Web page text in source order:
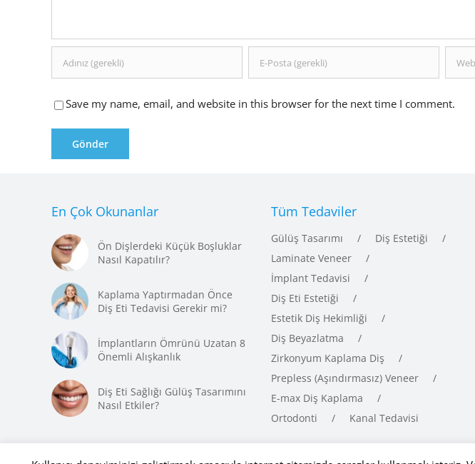
Save my name, email, and website in this browser for the next time I comment.
En Çok Okunanlar
Ön Dişlerdeki Küçük Boşluklar
Nasıl Kapatılır?
Kaplama Yaptırmadan Önce
Diş Eti Tedavisi Gerekir mi?
İmplantların Ömrünü Uzatan 8
Önemli Alışkanlık
Diş Eti Sağlığı Gülüş Tasarımını
Nasıl Etkiler?
Tüm Tedaviler
Gülüş Tasarımı
Diş Estetiği
Laminate Veneer
İmplant Tedavisi
Diş Eti Estetiği
Estetik Diş Hekimliği
Diş Beyazlatma
Zirkonyum Kaplama Diş
Prepless (Aşındırmasız) Veneer
E-max Diş Kaplama
Ortodonti
Kanal Tedavisi